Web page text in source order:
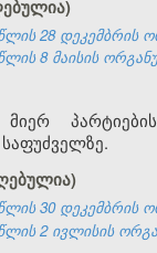
28 დეკემბრის
8 მაისის
მიერ
30 დეკემბრის
2 ივლისის